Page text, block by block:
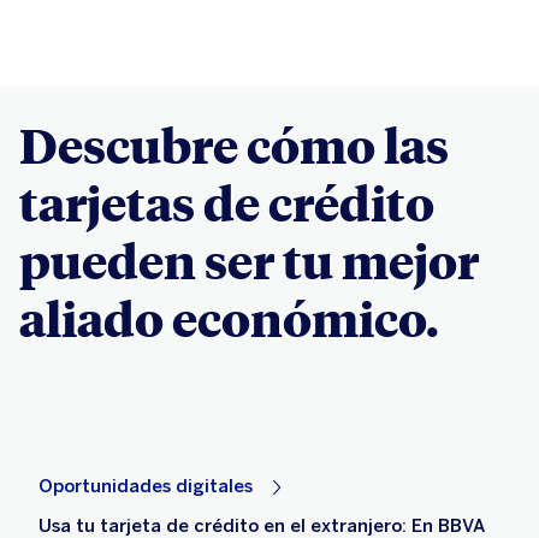
Descubre cómo las
tarjetas de crédito
pueden ser tu mejor
aliado económico.
Oportunidades digitales
Usa tu tarjeta de crédito en el extranjero: En BBVA